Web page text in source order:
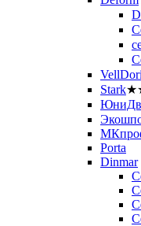
Stark
Porta
Dinmar